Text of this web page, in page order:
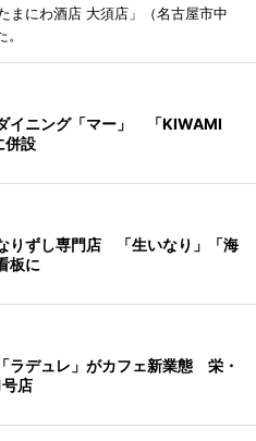
まにわ酒店 大須店」（名古屋市中
イニング「マー」 「KIWAMI
併設
りずし専門店 「生いなり」「海
板に
ラデュレ」がカフェ新業態 栄・
店